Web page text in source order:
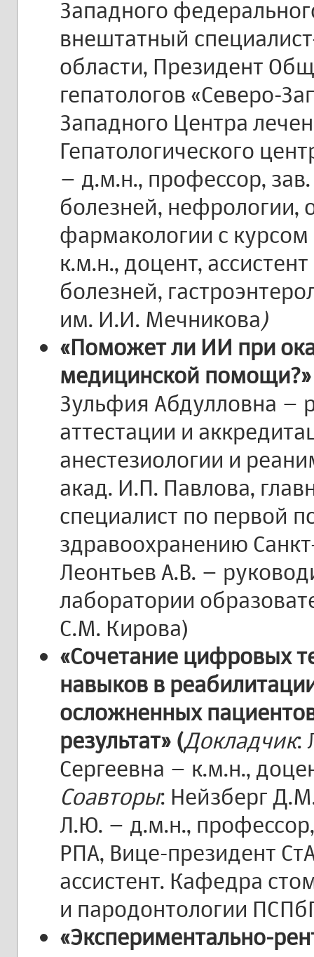
Западного
внештатный
области, Президент
гепатологов «Северо-
Западного Центра
Гепатологического
– д.м.н., профессор,
болезней, нефрологии,
фармакологии с
к.м.н., доцент,
болезней,
им. И.И. Мечникова)
«Поможет ли ИИ при
медицинской
Зульфия Абдулловна –
аттестации и
анестезиологии и
акад. И.П. Павлова,
специалист по первой
здравоохранению
Леонтьев А.В. –
лаборатории
С.М. Кирова)
«Сочетание цифровых
навыков в
осложненных
результат» (Докладчик:
Сергеевна – к.м.н.,
Соавторы: Нейзберг
Л.Ю. – д.м.н.,
РПА, Вице-президент
ассистент. Кафедра
и пародонтологии
«Экспериментально-